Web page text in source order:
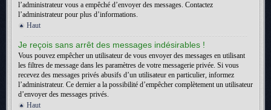
l’administrateur vous a empêché d’envoyer des messages. Contactez
l’administrateur pour plus d’informations.
Haut
Je reçois sans arrêt des messages indésirables !
Vous pouvez empêcher un utilisateur de vous envoyer des messages en utilisant
les filtres de message dans les paramètres de votre messagerie privée. Si vous
recevez des messages privés abusifs d’un utilisateur en particulier, informez
l’administrateur. Ce dernier a la possibilité d’empêcher complètement un utilisateur
d’envoyer des messages privés.
Haut